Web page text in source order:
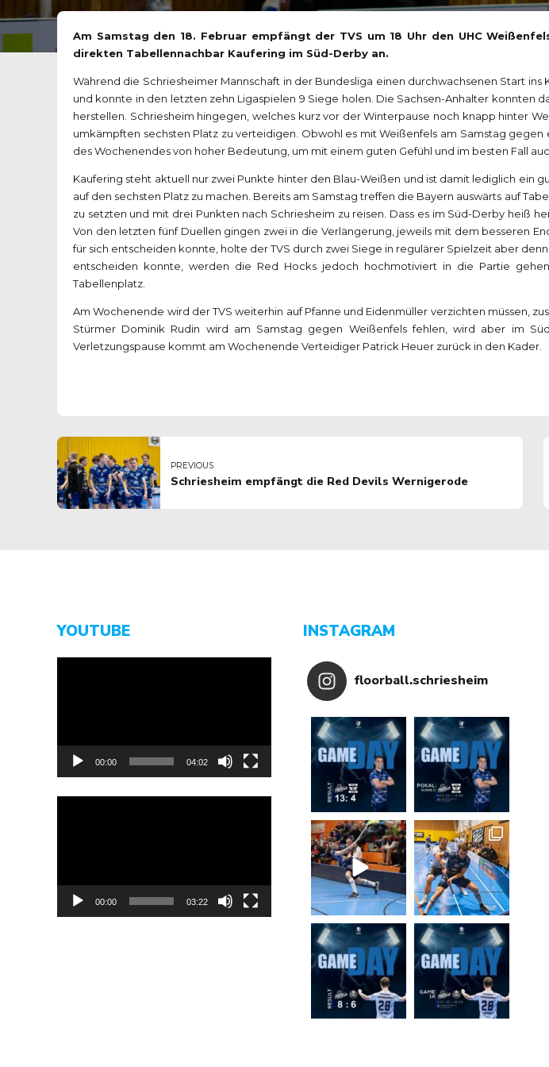
Am Samstag den 18. Februar empfängt der TVS um 18 Uhr den UHC
direkten Tabellennachbar Kaufering im Süd-Derby an.
Während die Schriesheimer Mannschaft in der Bundesliga einen durchwachsenen Start
und konnte in den letzten zehn Ligaspielen 9 Siege holen. Die Sachsen-Anhalter konnten
herstellen. Schriesheim hingegen, welches kurz vor der Winterpause noch knapp hinter
umkämpften sechsten Platz zu verteidigen. Obwohl es mit Weißenfels am Samstag
des Wochenendes von hoher Bedeutung, um mit einem guten Gefühl und im besten Fall
Kaufering steht aktuell nur zwei Punkte hinter den Blau-Weißen und ist damit lediglich ein
auf den sechsten Platz zu machen. Bereits am Samstag treffen die Bayern auswärts auf
zu setzten und mit drei Punkten nach Schriesheim zu reisen. Dass es im Süd-Derby
Von den letzten fünf Duellen gingen zwei in die Verlängerung, jeweils mit dem besseren
für sich entscheiden konnte, holte der TVS durch zwei Siege in regulärer Spielzeit aber
entscheiden konnte, werden die Red Hocks jedoch hochmotiviert in die Partie
Tabellenplatz.
Am Wochenende wird der TVS weiterhin auf Pfanne und Eidenmüller verzichten müssen,
Stürmer Dominik Rudin wird am Samstag gegen Weißenfels fehlen, wird aber im
Verletzungspause kommt am Wochenende Verteidiger Patrick Heuer zurück in den Kader.
PREVIOUS
Schriesheim empfängt die Red Devils Wernigerode
YOUTUBE
00:00 04:02
00:00 03:22
INSTAGRAM
floorball.schriesheim